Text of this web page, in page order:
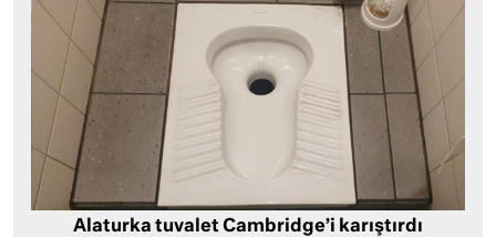
Alaturka tuvalet Cambridge’i karıştırdı